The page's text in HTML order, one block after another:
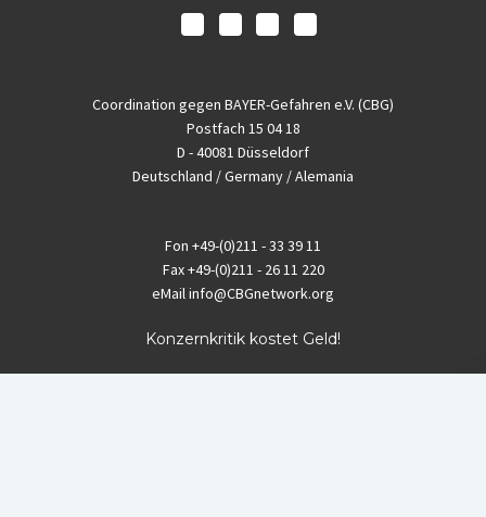
Coordination gegen BAYER-Gefahren e.V. (CBG)
Postfach 15 04 18
D - 40081 Düsseldorf
Deutschland / Germany / Alemania
Fon +49-(0)211 - 33 39 11
Fax+49-(0)211 - 26 11 220
eMailinfo@CBGnetwork.org
Konzernkritik kostet Geld!